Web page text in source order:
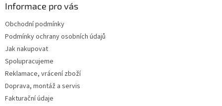
Informace pro vás
Obchodní podmínky
Podmínky ochrany osobních údajů
Jak nakupovat
Spolupracujeme
Reklamace, vrácení zboží
Doprava, montáž a servis
Fakturační údaje